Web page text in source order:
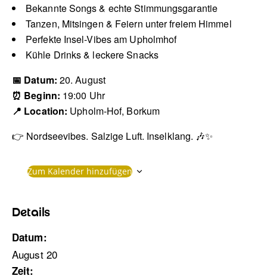
Bekannte Songs & echte Stimmungsgarantie
Tanzen, Mitsingen & Feiern unter freiem Himmel
Perfekte Insel-Vibes am Upholmhof
Kühle Drinks & leckere Snacks
📅 Datum: 20. August
⏰ Beginn: 19:00 Uhr
📍 Location: Upholm-Hof, Borkum
👉 Nordseevibes. Salzige Luft. Inselklang. 🎶✨
Zum Kalender hinzufügen
Details
Datum:
August 20
Zeit: